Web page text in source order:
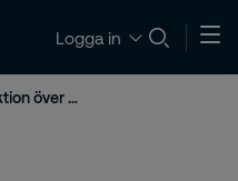
Logga in
Dags för avlösning: en reflektion över min tid som vd